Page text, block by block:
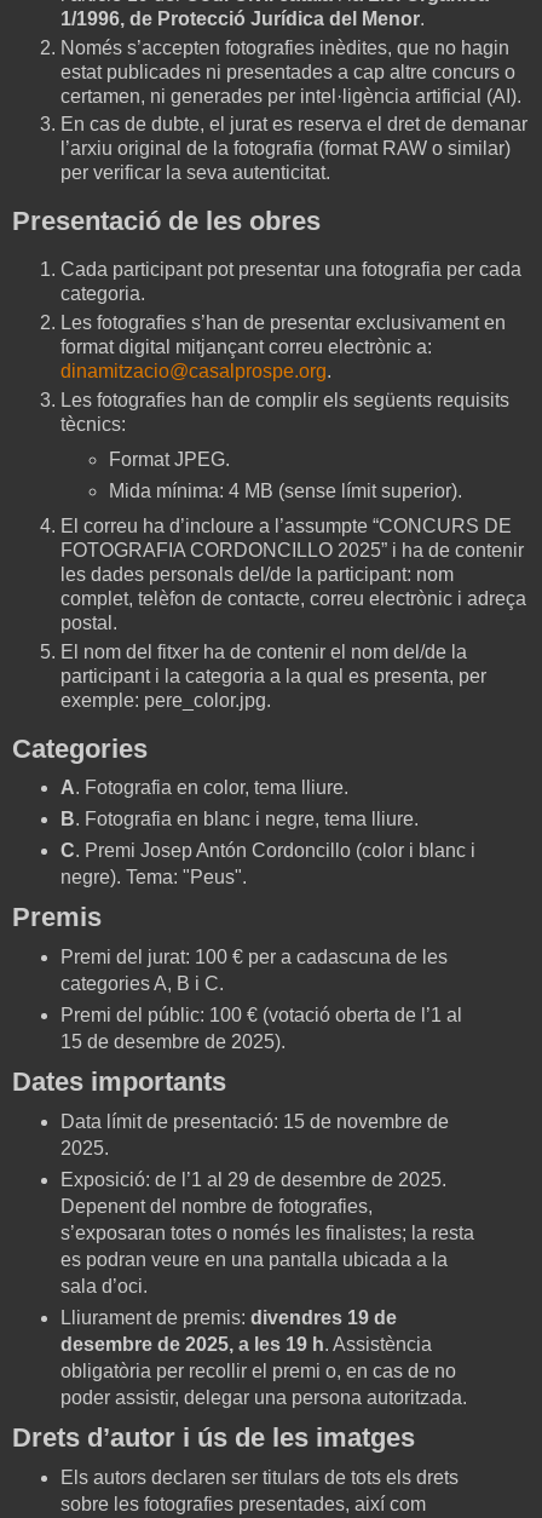
1/1996, de Protecció Jurídica del Menor.
Només s’accepten fotografies inèdites, que no hagin
estat publicades ni presentades a cap altre concurs o
certamen, ni generades per intel·ligència artificial (AI).
En cas de dubte, el jurat es reserva el dret de demanar
l’arxiu original de la fotografia (format RAW o similar)
per verificar la seva autenticitat.
Presentació de les obres
Cada participant pot presentar una fotografia per cada
categoria.
Les fotografies s’han de presentar exclusivament en
format digital mitjançant correu electrònic a:
dinamitzacio@casalprospe.org.
Les fotografies han de complir els següents requisits
tècnics:
Format JPEG.
Mida mínima: 4 MB (sense límit superior).
El correu ha d’incloure a l’assumpte “CONCURS DE
FOTOGRAFIA CORDONCILLO 2025” i ha de contenir
les dades personals del/de la participant: nom
complet, telèfon de contacte, correu electrònic i adreça
postal.
El nom del fitxer ha de contenir el nom del/de la
participant i la categoria a la qual es presenta, per
exemple: pere_color.jpg.
Categories
A. Fotografia en color, tema lliure.
B. Fotografia en blanc i negre, tema lliure.
C. Premi Josep Antón Cordoncillo (color i blanc i
negre). Tema: "Peus".
Premis
Premi del jurat: 100 € per a cadascuna de les
categories A, B i C.
Premi del públic: 100 € (votació oberta de l’1 al
15 de desembre de 2025).
Dates importants
Data límit de presentació: 15 de novembre de
2025.
Exposició: de l’1 al 29 de desembre de 2025.
Depenent del nombre de fotografies,
s’exposaran totes o només les finalistes; la resta
es podran veure en una pantalla ubicada a la
sala d’oci.
Lliurament de premis: divendres 19 de
desembre de 2025, a les 19 h. Assistència
obligatòria per recollir el premi o, en cas de no
poder assistir, delegar una persona autoritzada.
Drets d’autor i ús de les imatges
Els autors declaren ser titulars de tots els drets
sobre les fotografies presentades, així com